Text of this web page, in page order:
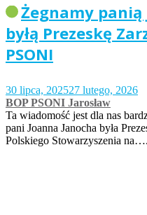
Żegnamy panią
byłą Prezeskę
PSONI
30 lipca, 202527 lutego, 2026
BOP PSONI Jarosław
Ta wiadomość jest dla nas
pani Joanna Janocha była
Polskiego Stowarzyszenia